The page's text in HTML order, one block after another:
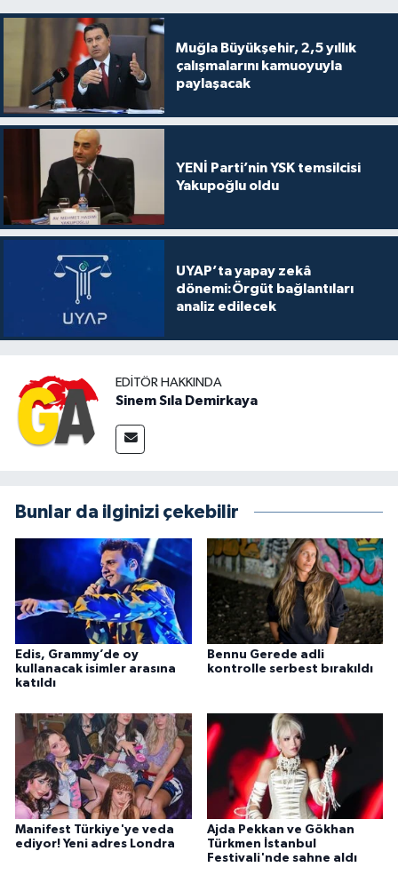
Muğla Büyükşehir, 2,5 yıllık
çalışmalarını kamuoyuyla
paylaşacak
YENİ Parti’nin YSK temsilcisi
Yakupoğlu oldu
UYAP’ta yapay zekâ
dönemi:Örgüt bağlantıları
analiz edilecek
EDITÖR HAKKINDA
Sinem Sıla Demirkaya
Bunlar da ilginizi çekebilir
Edis, Grammy’de oy
kullanacak isimler arasına
katıldı
Bennu Gerede adli
kontrolle serbest bırakıldı
Manifest Türkiye'ye veda
ediyor! Yeni adres Londra
Ajda Pekkan ve Gökhan
Türkmen İstanbul
Festivali'nde sahne aldı